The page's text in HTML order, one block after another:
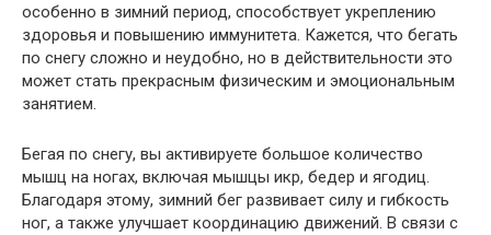
особенно в зимний период, способствует укреплению
здоровья и повышению иммунитета. Кажется, что бегать
по снегу сложно и неудобно, но в действительности это
может стать прекрасным физическим и эмоциональным
занятием.
Бегая по снегу, вы активируете большое количество
мышц на ногах, включая мышцы икр, бедер и ягодиц.
Благодаря этому, зимний бег развивает силу и гибкость
ног, а также улучшает координацию движений. В связи с